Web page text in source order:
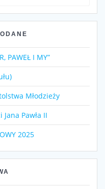
PAWEŁ I MY”
Młodzieży
Pawła II
2025